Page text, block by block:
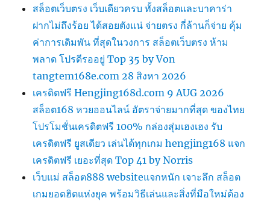
สล็อตเว็บตรง เว็บเดียวครบ ทั้งสล็อตและบาคาร่า
ฝากไม่ถึงร้อย ได้สอยตังแน่ จ่ายตรง กี่ล้านก็จ่าย คุ้ม
ค่าการเดิมพัน ที่สุดในวงการ สล็อตเว็บตรง ห้าม
พลาด โปรดีรออยู่ Top 35 by Von
tangtem168e.com 28 สิงหา 2026
เครดิตฟรี Hengjing168d.com 9 AUG 2026
สล็อต168 หวยออนไลน์ อัตราจ่ายมากที่สุด ของไทย
โปรโมชั่นเครดิตฟรี 100% กล่องสุ่มเฮงเฮง รับ
เครดิตฟรี ยูสเดียว เล่นได้ทุกเกม hengjing168 แจก
เครดิตฟรี เยอะที่สุด Top 41 by Norris
เว็บแม่ สล็อต888 websiteแจกหนัก เจาะลึก สล็อต
เกมยอดฮิตแห่งยุค พร้อมวิธีเล่นและสิ่งที่มือใหม่ต้อง